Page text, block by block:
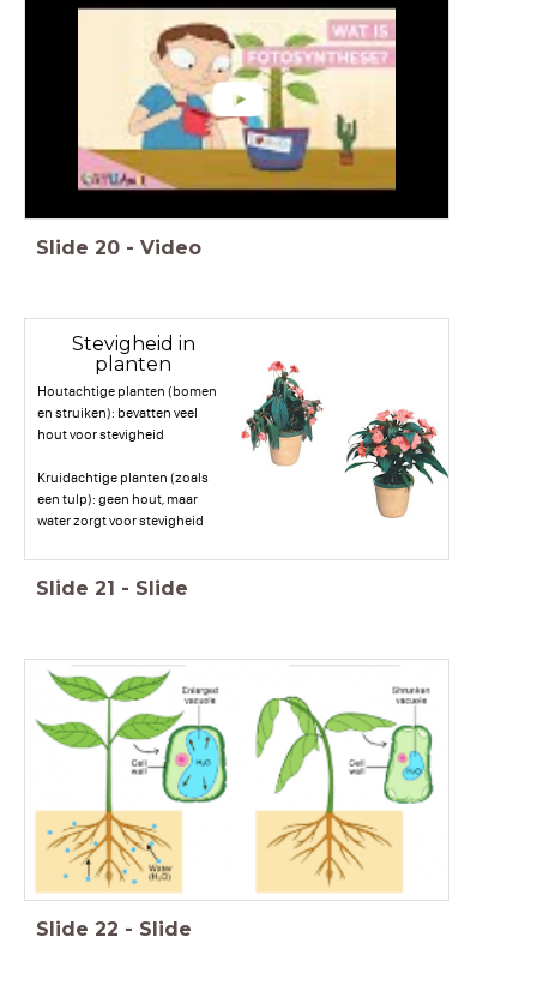
Slide 20 - Video
Stevigheid in
planten
Houtachtige planten (bomen
en struiken): bevatten veel
hout voor stevigheid
Kruidachtige planten (zoals
een tulp): geen hout, maar
water zorgt voor stevigheid
Slide 21 - Slide
Slide 22 - Slide